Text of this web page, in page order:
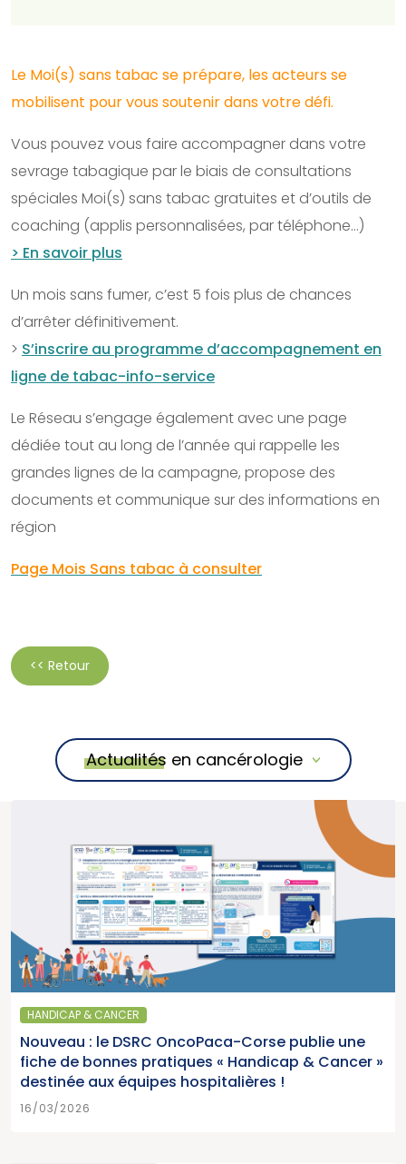
Le Moi(s) sans tabac se prépare, les acteurs se
mobilisent pour vous soutenir dans votre défi.
Vous pouvez vous faire accompagner dans votre
sevrage tabagique par le biais de consultations
spéciales Moi(s) sans tabac gratuites et d’outils de
coaching (applis personnalisées, par téléphone…)
> En savoir plus
Un mois sans fumer, c’est 5 fois plus de chances
d’arrêter définitivement.
> S’inscrire au programme d’accompagnement en
ligne de tabac-info-service
Le Réseau s’engage également avec une page
dédiée tout au long de l’année qui rappelle les
grandes lignes de la campagne, propose des
documents et communique sur des informations en
région
Page Mois Sans tabac à consulter
<< Retour
Actualités en cancérologie
HANDICAP & CANCER
Nouveau : le DSRC OncoPaca-Corse publie une
fiche de bonnes pratiques « Handicap & Cancer »
destinée aux équipes hospitalières !
16/03/2026